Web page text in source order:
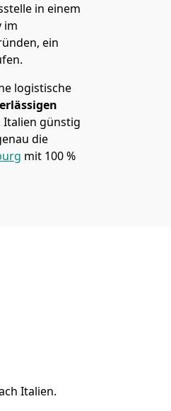
in einem
im
ein
logistische
Italien günstig
die
mit 100 %
Italien.